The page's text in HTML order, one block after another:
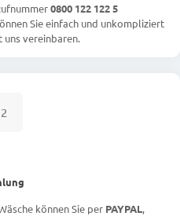
0800 122 122 5
Sie einfach und unkompliziert
uns vereinbaren.
2
können Sie per PAYPAL,